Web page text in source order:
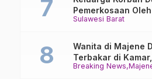
Sulawesi Barat
Pemerkosaan
Transparansi
Breaking News
Wanita di Majene
Terbakar di
Misterius